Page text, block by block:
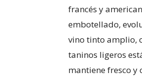
francés y
embotellado,
vino tinto amplio,
taninos ligeros
mantiene fresco y